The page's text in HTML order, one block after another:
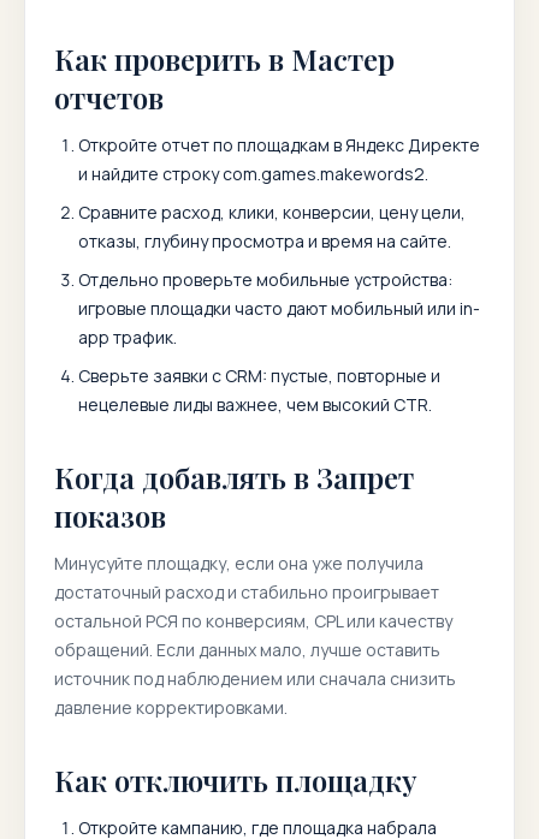
Как проверить в Мастер
отчетов
Откройте отчет по площадкам в Яндекс Директе
и найдите строкуcom.games.makewords2.
Сравните расход, клики, конверсии, цену цели,
отказы, глубину просмотра и время на сайте.
Отдельно проверьте мобильные устройства:
игровые площадки часто дают мобильный или in-
app трафик.
Сверьте заявки с CRM: пустые, повторные и
нецелевые лиды важнее, чем высокий CTR.
Когда добавлять в Запрет
показов
Минусуйте площадку, если она уже получила
достаточный расход и стабильно проигрывает
остальной РСЯ по конверсиям, CPL или качеству
обращений. Если данных мало, лучше оставить
источник под наблюдением или сначала снизить
давление корректировками.
Как отключить площадку
Откройте кампанию, где площадка набрала